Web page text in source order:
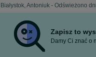
Białystok, Antoniuk - Odświeżono
Zapisz to
Damy Ci znać o